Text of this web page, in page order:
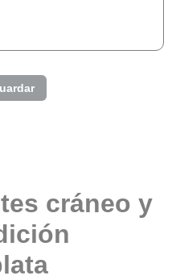
cráneo y